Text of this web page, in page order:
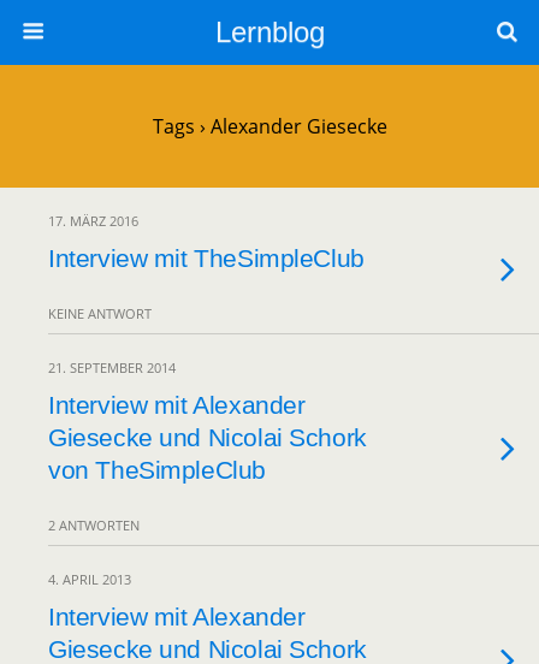
Lernblog
Tags › Alexander Giesecke
17. MÄRZ 2016
Interview mit TheSimpleClub
KEINE ANTWORT
21. SEPTEMBER 2014
Interview mit Alexander
Giesecke und Nicolai Schork
von TheSimpleClub
2 ANTWORTEN
4. APRIL 2013
Interview mit Alexander
Giesecke und Nicolai Schork